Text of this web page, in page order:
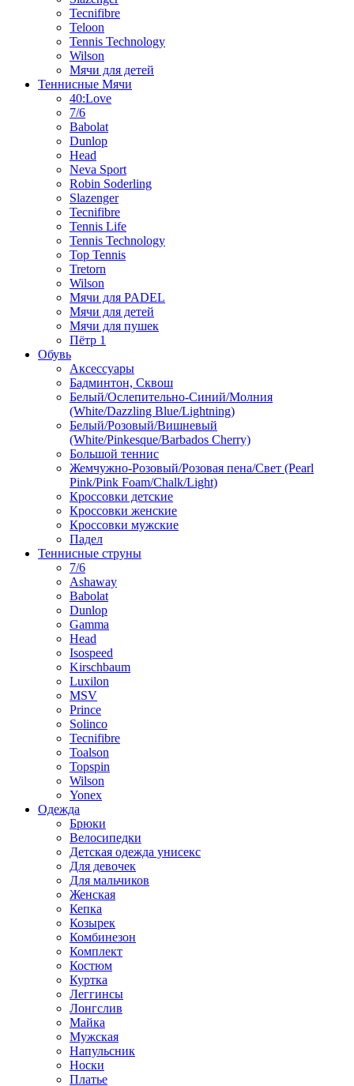
Tecnifibre
Teloon
Tennis Technology
Wilson
Мячи для детей
Теннисные Мячи
40:Love
7/6
Babolat
Dunlop
Head
Neva Sport
Robin Soderling
Slazenger
Tecnifibre
Tennis Life
Tennis Technology
Top Tennis
Tretorn
Wilson
Мячи для PADEL
Мячи для детей
Мячи для пушек
Пётр 1
Обувь
Аксессуары
Бадминтон, Сквош
Белый/Ослепительно-Синий/Молния
(White/Dazzling Blue/Lightning)
Белый/Розовый/Вишневый
(White/Pinkesque/Barbados Cherry)
Большой теннис
Жемчужно-Розовый/Розовая пена/Свет (Pearl
Pink/Pink Foam/Chalk/Light)
Кроссовки детские
Кроссовки женские
Кроссовки мужские
Падел
Теннисные струны
7/6
Ashaway
Babolat
Dunlop
Gamma
Head
Isospeed
Kirschbaum
Luxilon
MSV
Prince
Solinco
Tecnifibre
Toalson
Topspin
Wilson
Yonex
Одежда
Брюки
Велосипедки
Детская одежда унисекс
Для девочек
Для мальчиков
Женская
Кепка
Козырек
Комбинезон
Комплект
Костюм
Куртка
Леггинсы
Лонгслив
Майка
Мужская
Напульсник
Носки
Платье